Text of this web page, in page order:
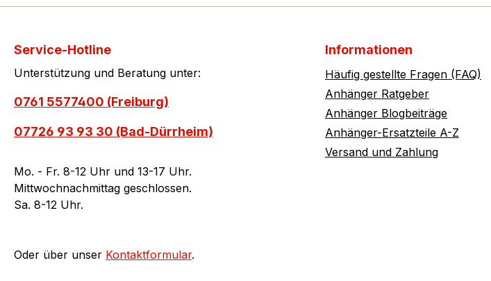
Service-Hotline
Unterstützung und Beratung unter:
0761 5577400 (Freiburg)
07726 93 93 30 (Bad-Dürrheim)
Mo. - Fr. 8-12 Uhr und 13-17 Uhr.
Mittwochnachmittag geschlossen.
Sa. 8-12 Uhr.
Oder über unser Kontaktformular.
Informationen
Häufig gestellte Fragen (FAQ)
Anhänger Ratgeber
Anhänger Blogbeiträge
Anhänger-Ersatzteile A-Z
Versand und Zahlung